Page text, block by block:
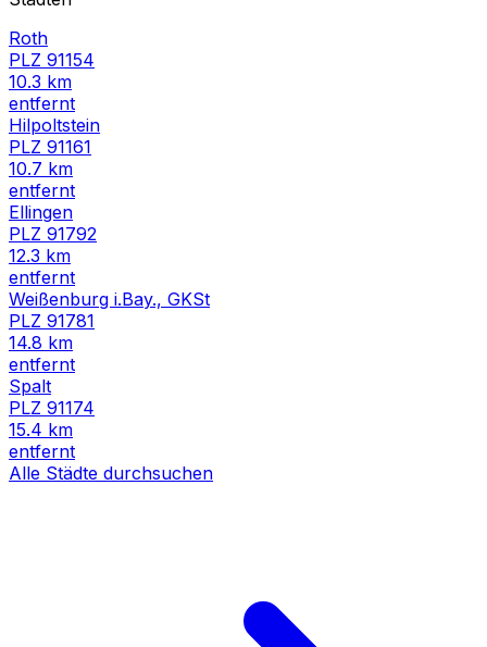
Roth
PLZ 91154
10.3 km
entfernt
Hilpoltstein
PLZ 91161
10.7 km
entfernt
Ellingen
PLZ 91792
12.3 km
entfernt
Weißenburg i.Bay., GKSt
PLZ 91781
14.8 km
entfernt
Spalt
PLZ 91174
15.4 km
entfernt
Alle Städte durchsuchen